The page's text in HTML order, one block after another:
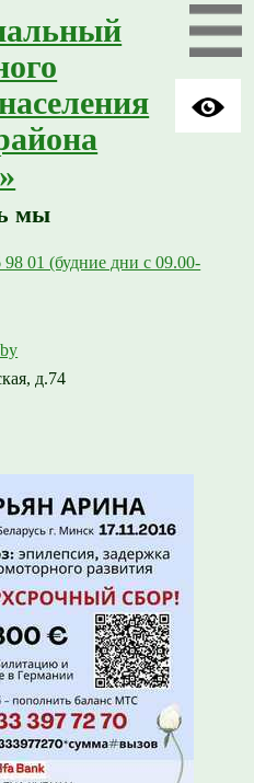
мы
01 (будние дни с 09.00-
д.74